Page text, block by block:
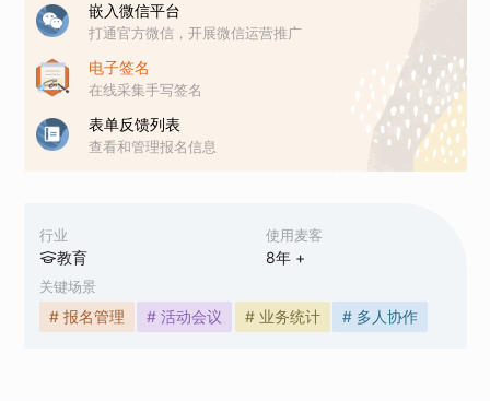
行业
教育
使用麦客
8年 +
关键场景
# 报名管理 # 活动会议 # 业务统计 # 多人协作
嵌入微信平台
打通官方微信，开展微信运营推广
电子签名
在线采集手写签名
表单反馈列表
查看和管理报名信息